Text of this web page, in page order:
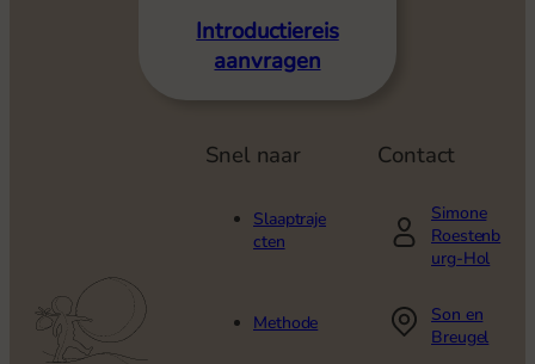
Introductiereis
aanvragen
Snel naar
Slaaptraje
cten
Methode
Contact
Simone
Roestenb
urg-Hol
Son en
Breugel